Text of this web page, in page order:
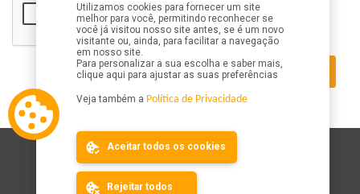
Mapa do Site
Calendário
Resultados
Utilizamos cookies para fornecer um site
melhor para você, permitindo reconhecer se
você já visitou nosso site antes, se é um novo
visitante ou, ainda, para facilitar a navegação
em nosso site.
Para personalizar a sua escolha e saber mais,
clique aqui para ajustar as suas preferências
Veja também a Política de Privacidade
Aceitar todos os cookies
Rejeitar todos